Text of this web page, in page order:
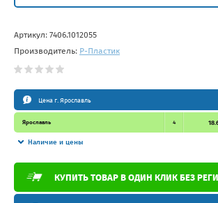
Артикул: 7406.1012055
Производитель: Р-Пластик
Цена г. Ярославль
Ярославль 4
Наличие и цены
КУПИТЬ ТОВАР В ОДИН КЛИК БЕЗ